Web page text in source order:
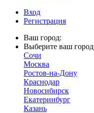
Вход
Регистрация
Ваш город:
Выберите ваш город
Сочи
Москва
Ростов-на-Дону
Краснодар
Новосибирск
Екатеринбург
Казань